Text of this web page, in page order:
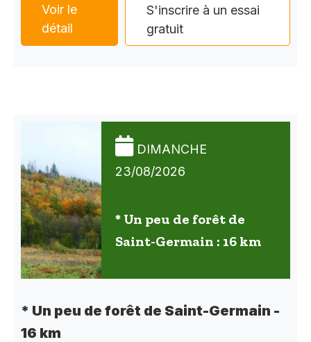
Voir le
détail
S'inscrire à un essai
gratuit
DIMANCHE
23/08/2026
* Un peu de forêt de
Saint-Germain : 16 km
* Un peu de forêt de Saint-Germain -
16 km